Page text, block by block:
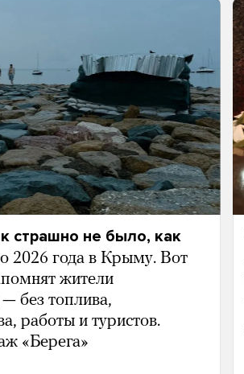
страшно не было, как
2026 года в Крыму. Вот
жители
без топлива,
работы и туристов.
«Берега»